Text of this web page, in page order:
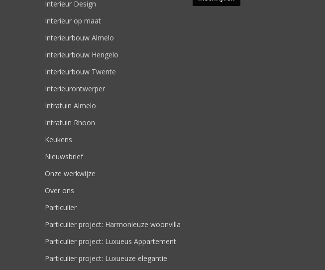
Interieur Design
Interieur op maat
Interieurbouw Almelo
Interieurbouw Hengelo
Interieurbouw Twente
Interieurontwerper
Intratuin Almelo
Intratuin Rhoon
Keukens
Nieuwsbrief
Onze werkwijze
Over ons
Particulier
Particulier project: Harmonieuze woonvilla
Particulier project: Luxueus Appartement
Particulier project: Luxueuze elegantie